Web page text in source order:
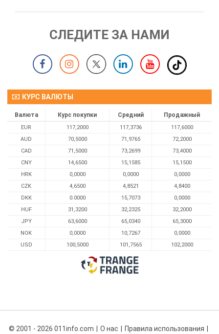
СЛЕДИТЕ ЗА НАМИ
КУРС ВАЛЮТЫ
Валюта Курс покупки Средний Продажный
EUR 117,2000 117,3736
117,6000
AUD
70,5000 71,9765
72,2000
CAD
71,5000 73,2699
73,4000
CNY
14,6500 15,1585
15,1500
HRK
0,0000 0,0000
0,0000
CZK
4,6500 4,8521
4,8400
DKK
0.0000 15,7073
0,0000
HUF
31,3200 32,2325
32,2000
JPY
63,6000 65,0340
65,3000
NOK
0,0000 10,7267
0,0000
USD
100,5000 101,7565 102,2000
© 2001 - 2026 011info.com О нас Правила использования